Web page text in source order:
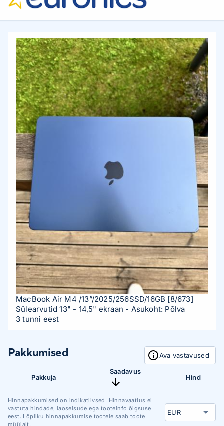
MacBook Air M4 /13”/2025/256SSD/16GB [8/673]
Sülearvutid 13" - 14,5" ekraan - Asukoht: Põlva
3 tunni eest
Pakkumised Ava vastavused
Pakkuja
Saadavus
Hind
Hinnapakkumised on indikatiivsed. Hinnavaatlus ei
vastuta hindade, laoseisude ega tooteinfo õigsuse
eest. Lõpliku hinnapakkumise tootele saab toote
müüjalt.